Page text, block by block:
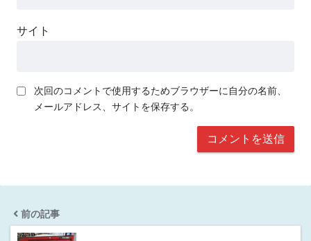
サイト
次回のコメントで使用するためブラウザーに自分の名前、
メールアドレス、サイトを保存する。
前の記事